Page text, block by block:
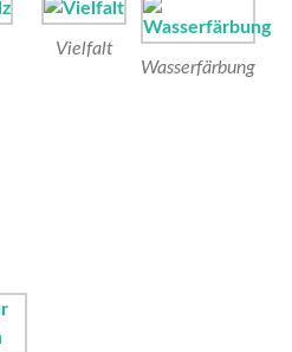
Vielfalt
Wasserfärbung